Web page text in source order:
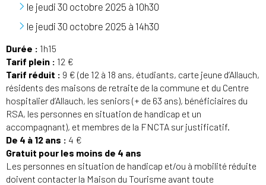
le jeudi 30 octobre 2025 à 10h30
le jeudi 30 octobre 2025 à 14h30
Durée : 1h15
Tarif plein : 12 €
Tarif réduit : 9 € (de 12 à 18 ans, étudiants, carte jeune d’Allauch,
résidents des maisons de retraite de la commune et du Centre
hospitalier d’Allauch, les seniors (+ de 63 ans), bénéficiaires du
RSA, les personnes en situation de handicap et un
accompagnant), et membres de la FNCTA sur justificatif.
De 4 à 12 ans : 4 €
Gratuit pour les moins de 4 ans
Les personnes en situation de handicap et/ou à mobilité réduite
doivent contacter la Maison du Tourisme avant toute